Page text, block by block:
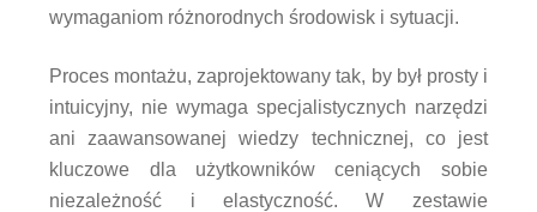
wymaganiom różnorodnych środowisk i sytuacji.
Proces montażu, zaprojektowany tak, by był prosty i
intuicyjny, nie wymaga specjalistycznych narzędzi
ani zaawansowanej wiedzy technicznej, co jest
kluczowe dla użytkowników ceniących sobie
niezależność i elastyczność. W zestawie